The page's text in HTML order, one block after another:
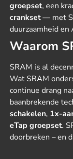
groepset, een
crankset— met
duurzaamheid en
Waarom
SRAM is al
Wat SRAM
continue drang
baanbrekende
schakelen, 1x-
eTap groepset.
doorbreken – en